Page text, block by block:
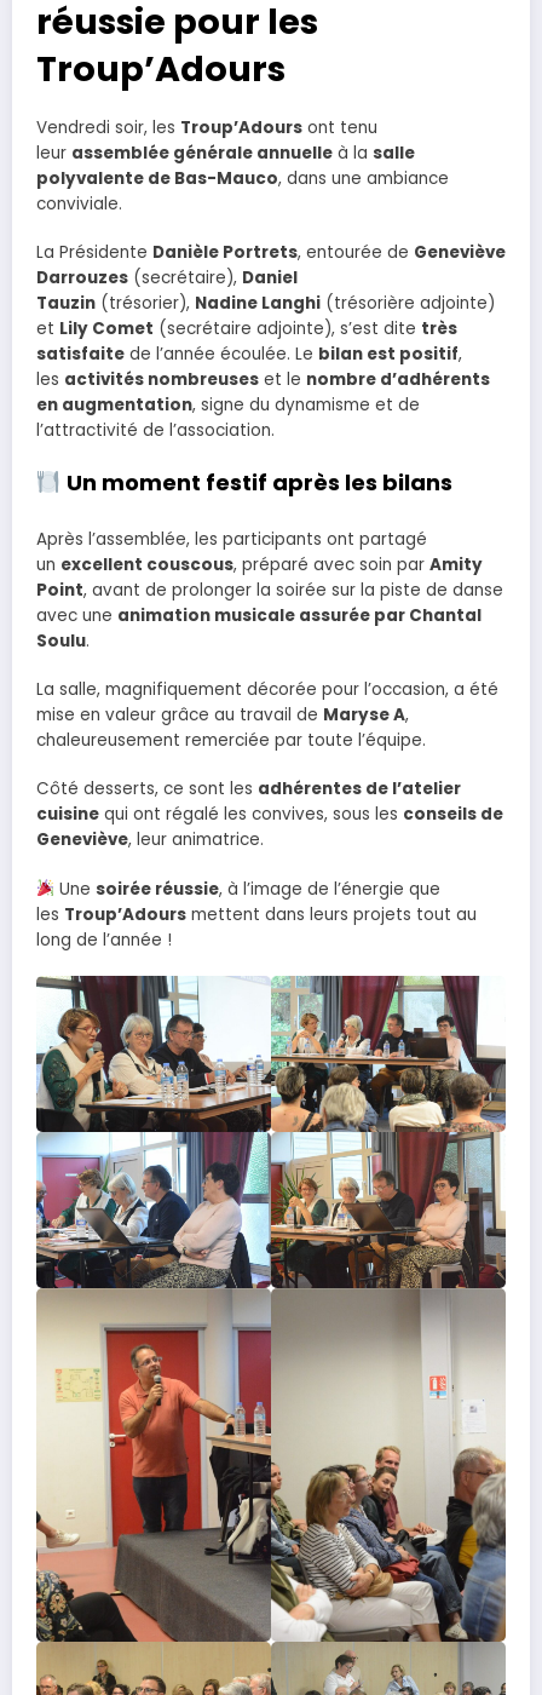
réussie pour les
Troup’Adours
Vendredi soir, les Troup’Adours ont tenu
leur assemblée générale annuelle à la salle
polyvalente de Bas-Mauco, dans une ambiance
conviviale.
La Présidente Danièle Portrets, entourée de Geneviève
Darrouzes (secrétaire), Daniel
Tauzin (trésorier), Nadine Langhi (trésorière adjointe)
et Lily Comet (secrétaire adjointe), s’est dite très
satisfaite de l’année écoulée. Le bilan est positif,
les activités nombreuses et le nombre d’adhérents
en augmentation, signe du dynamisme et de
l’attractivité de l’association.
Un moment festif après les bilans
Après l’assemblée, les participants ont partagé
un excellent couscous, préparé avec soin par Amity
Point, avant de prolonger la soirée sur la piste de danse
avec une animation musicale assurée par Chantal
Soulu.
La salle, magnifiquement décorée pour l’occasion, a été
mise en valeur grâce au travail de Maryse A,
chaleureusement remerciée par toute l’équipe.
Côté desserts, ce sont les adhérentes de l’atelier
cuisine qui ont régalé les convives, sous les conseils de
Geneviève, leur animatrice.
Unesoirée réussie, à l’image de l’énergie que
les Troup’Adours mettent dans leurs projets tout au
long de l’année !